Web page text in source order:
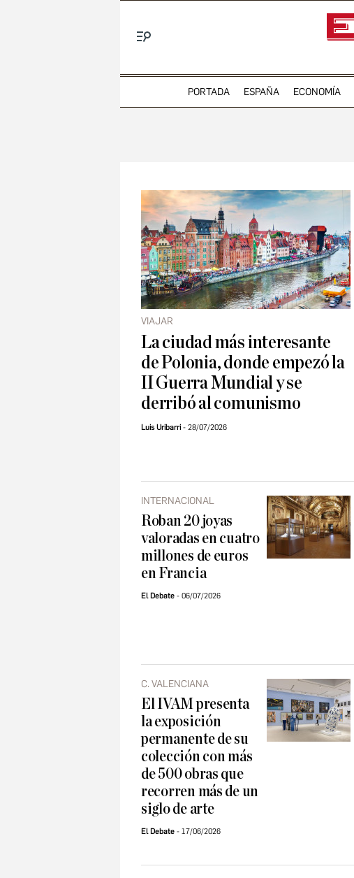
PORTADA ESPAÑA ECONOMÍA
VIAJAR
La ciudad más interesante
de Polonia, donde empezó la
II Guerra Mundial y se
derribó al comunismo
Luis Uribarri 28/07/2026
INTERNACIONAL
Roban 20 joyas
valoradas en cuatro
millones de euros
en Francia
El Debate 06/07/2026
C. VALENCIANA
El IVAM presenta
la exposición
permanente de su
colección con más
de 500 obras que
recorren más de un
siglo de arte
El Debate 17/06/2026